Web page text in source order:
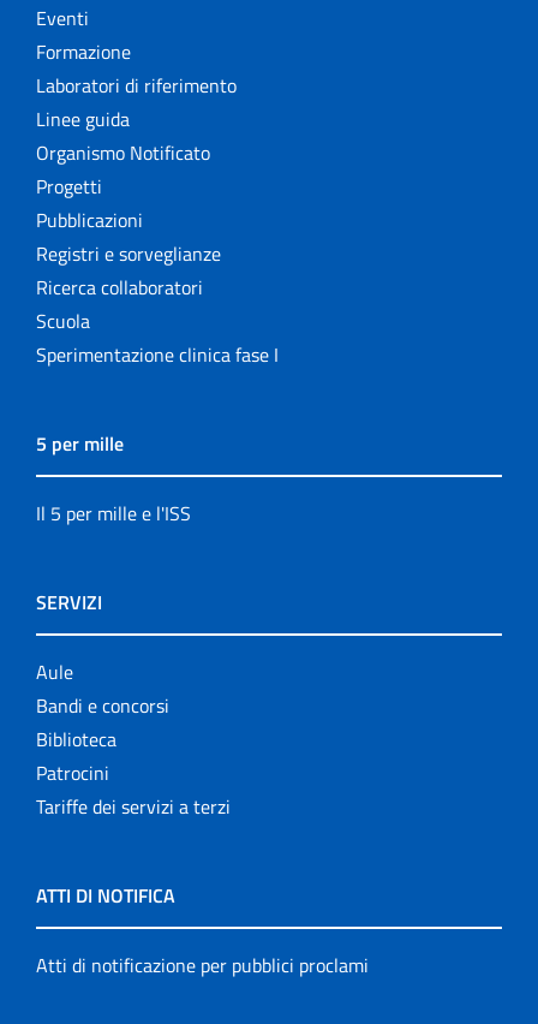
Eventi
Formazione
Laboratori di riferimento
Linee guida
Organismo Notificato
Progetti
Pubblicazioni
Registri e sorveglianze
Ricerca collaboratori
Scuola
Sperimentazione clinica fase I
5 per mille
Il 5 per mille e l'ISS
SERVIZI
Aule
Bandi e concorsi
Biblioteca
Patrocini
Tariffe dei servizi a terzi
ATTI DI NOTIFICA
Atti di notificazione per pubblici proclami